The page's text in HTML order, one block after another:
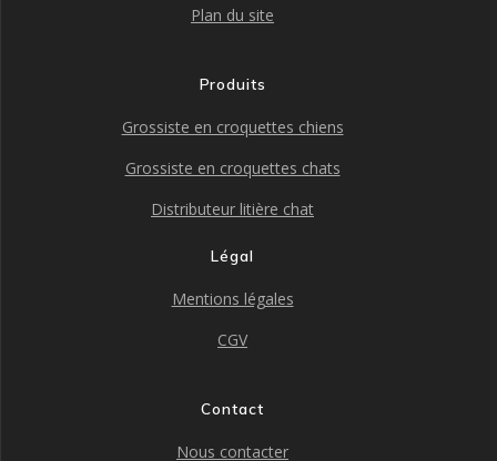
Plan du site
Produits
Grossiste en croquettes chiens
Grossiste en croquettes chats
Distributeur litière chat
Légal
Mentions légales
CGV
Contact
Nous contacter